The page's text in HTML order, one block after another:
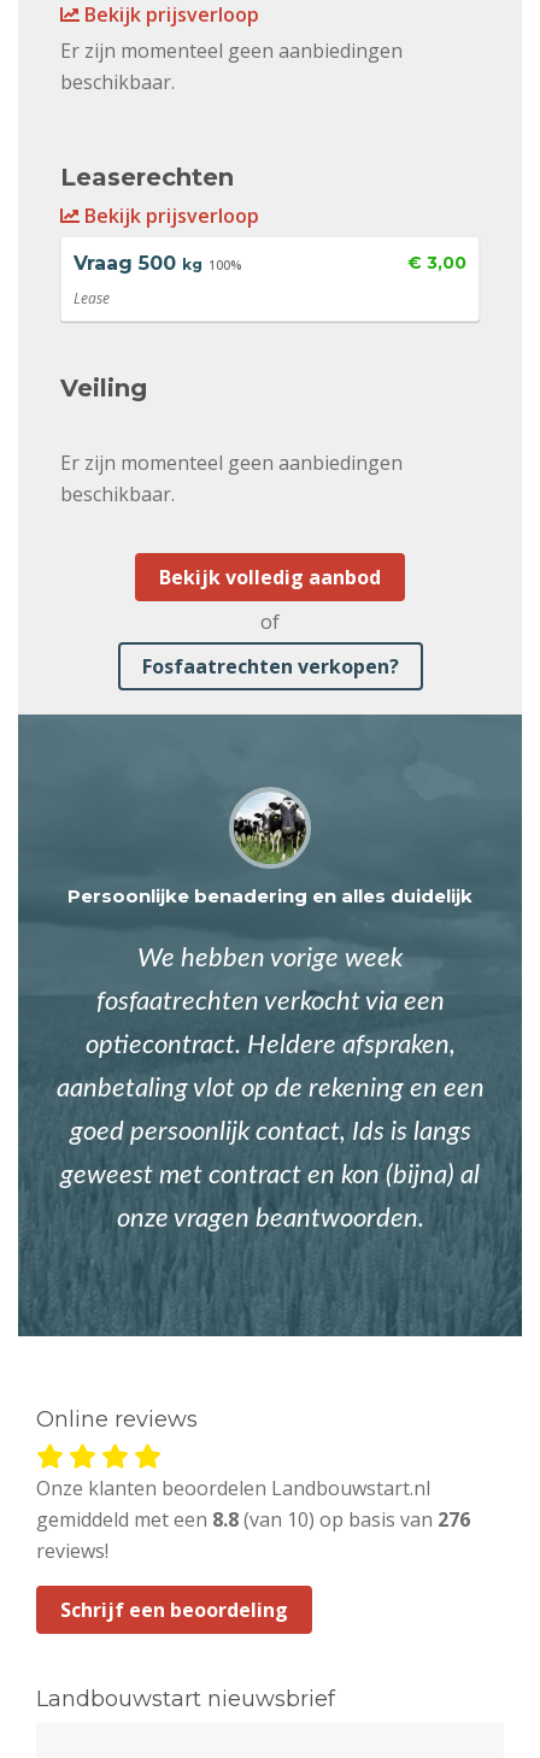
Bekijk prijsverloop
Er zijn momenteel geen aanbiedingen
beschikbaar.
Leaserechten
Bekijk prijsverloop
Vraag 500 kg 100% € 3,00
Lease
Veiling
Er zijn momenteel geen aanbiedingen
beschikbaar.
Bekijk volledig aanbod
of
Fosfaatrechten verkopen?
Persoonlijke benadering en alles duidelijk
We hebben vorige week
fosfaatrechten verkocht via een
optiecontract. Heldere afspraken,
aanbetaling vlot op de rekening en een
goed persoonlijk contact, Ids is langs
geweest met contract en kon (bijna) al
onze vragen beantwoorden.
Online reviews
Onze klanten beoordelen Landbouwstart.nl
gemiddeld met een 8.8(van 10) op basis van 276
reviews!
Schrijf een beoordeling
Landbouwstart nieuwsbrief